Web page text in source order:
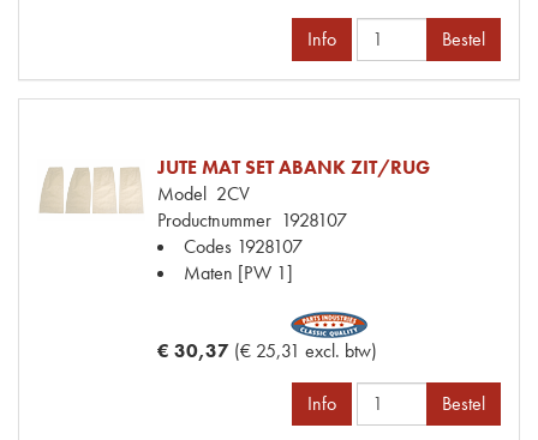
Info Bestel
JUTE MAT SET ABANK ZIT/RUG
Model 2CV
Productnummer 1928107
Codes 1928107
Maten [PW 1]
€ 30,37 (€ 25,31 excl. btw)
Info Bestel